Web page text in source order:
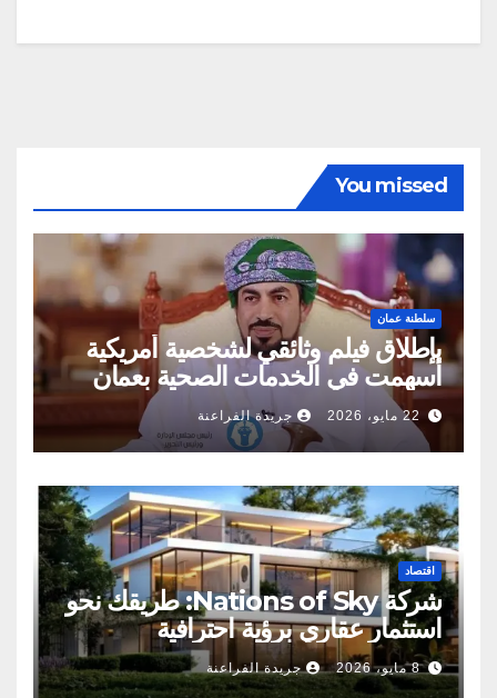
You missed
سلطنة عمان
بإطلاق فيلم وثائقي لشخصية أمريكية
أسهمت في الخدمات الصحية بعمان
22 مايو، 2026 جريدة الفراعنة
اقتصاد
شركة Nations of Sky: طريقك نحو
استثمار عقاري برؤية احترافية
8 مايو، 2026 جريدة الفراعنة